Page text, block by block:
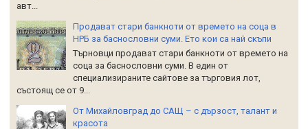
авт...
Продават стари банкноти от времето на соца в
НРБ за баснословни суми. Ето кои са най скъпи
Търновци продават стари банкноти от времето на
соца за баснословни суми. В един от
специализираните сайтове за търговия лот,
състоящ се от 9...
От Михайловград до САЩ – с дързост, талант и
красота